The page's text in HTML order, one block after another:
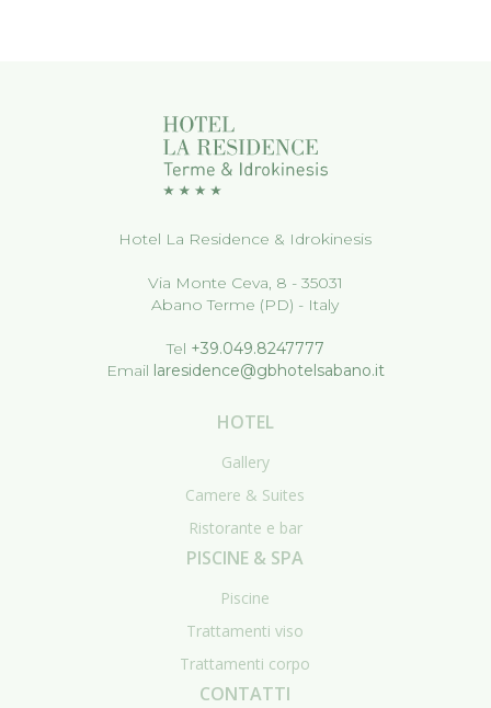
Hotel La Residence & Idrokinesis
Via Monte Ceva, 8 - 35031
Abano Terme (PD) - Italy
Tel +39.049.8247777
Email laresidence@gbhotelsabano.it
HOTEL
Gallery
Camere & Suites
Ristorante e bar
PISCINE & SPA
Piscine
Trattamenti viso
Trattamenti corpo
CONTATTI